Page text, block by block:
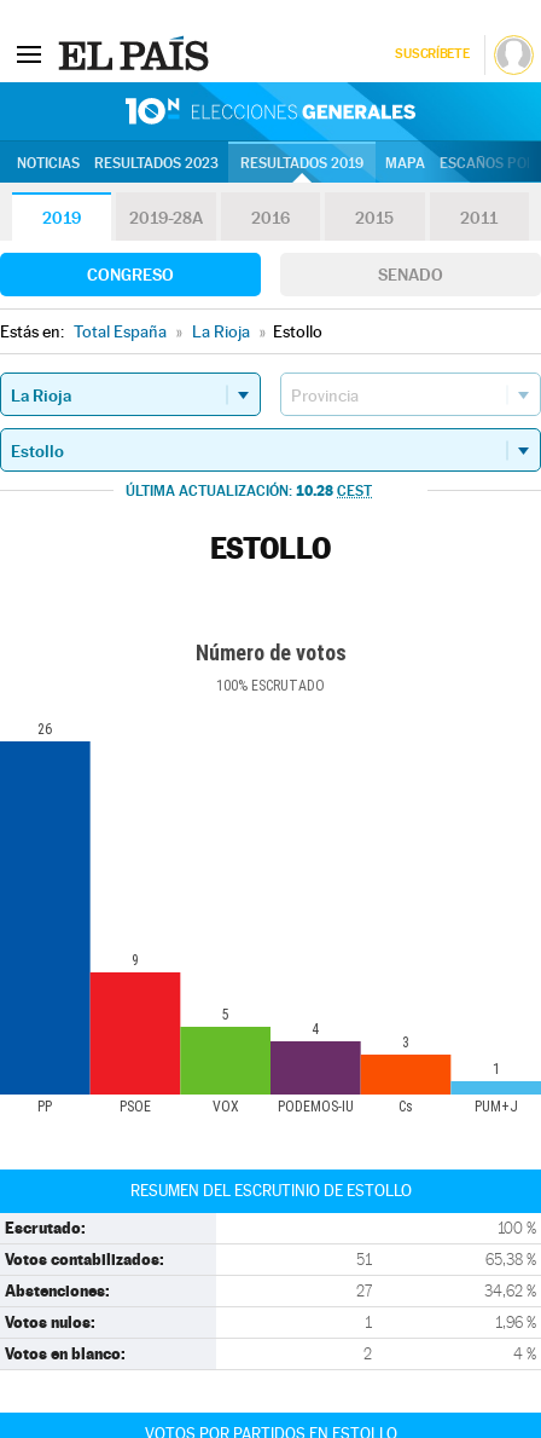
SUSCRÍBETE
NOTICIAS RESULTADOS 2023 RESULTADOS 2019 MAPA ESCAÑOS
2019 2019-28A 2016 2015 2011
CONGRESO SENADO
Estás en: Total España » La Rioja » Estollo
ÚLTIMA ACTUALIZACIÓN: 10.28 CEST
ESTOLLO
Número de votos
100% ESCRUTADO
PP PSOE VOX PODEMOS-IU Cs PUM+J
26
9
5
4
3
1
RESUMEN DEL ESCRUTINIO DE ESTOLLO
Escrutado: 100 %
Votos contabilizados: 51 65,38 %
Abstenciones: 27 34,62 %
Votos nulos: 1 1,96 %
Votos en blanco: 2 4 %
VOTOS POR PARTIDOS EN ESTOLLO